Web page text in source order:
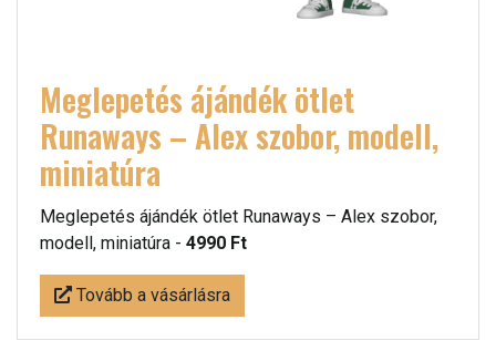
Meglepetés ájándék ötlet
Runaways – Alex szobor, modell,
miniatúra
Meglepetés ájándék ötlet Runaways – Alex szobor,
modell, miniatúra - 4990 Ft
Tovább a vásárlásra